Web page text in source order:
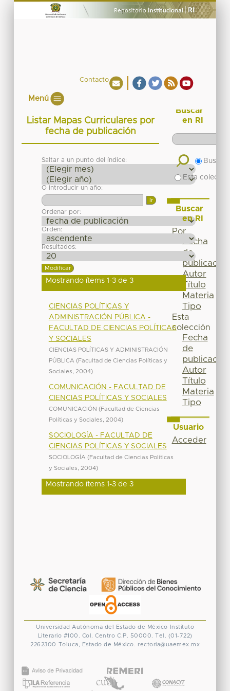
Contacto
Menú
Listar Mapas Curriculares por
fecha de publicación
Saltar a un punto del índice:
O introducir un año:
Ordenar por:
Orden:
Resultados:
Mostrando ítems 1-3 de 3
CIENCIAS POLÍTICAS Y
ADMINISTRACIÓN PÚBLICA -
FACULTAD DE CIENCIAS POLÍTICAS
Y SOCIALES
CIENCIAS POLÍTICAS Y ADMINISTRACIÓN
PÚBLICA (Facultad de Ciencias Políticas y
Sociales
2004)
COMUNICACIÓN - FACULTAD DE
CIENCIAS POLÍTICAS Y SOCIALES
COMUNICACIÓN (Facultad de Ciencias
Políticas y Sociales
2004)
SOCIOLOGÍA - FACULTAD DE
CIENCIAS POLÍTICAS Y SOCIALES
SOCIOLOGÍA (Facultad de Ciencias Políticas
y Sociales
2004)
Mostrando ítems 1-3 de 3
Buscar
en RI
Buscar
Esta
Buscar
en RI
Por
Fecha
de
publicación
Autor
Título
Materia
Tipo
Esta
colección
Fecha
de
publicación
Autor
Título
Materia
Tipo
Usuario
Acceder
Universidad Autónoma del Estado de México
Instituto
Literario #100. Col. Centro C.P. 50000. Tel. (01-722)
2262300 Toluca, Estado de México. rectoria@uaemex.mx